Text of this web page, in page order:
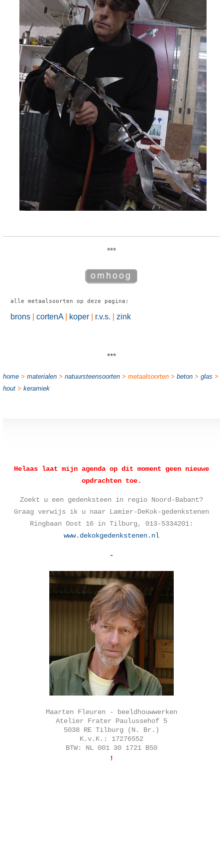
***
alle metaalsoorten op deze pagina:
brons cortenA koper r.v.s. zink
***
home> materialen> natuursteensoorten> metaalsoorten >beton> glas >
hout> keramiek
Helaas laat mijn agenda op dit moment geen nieuwe
opdrachten toe.
Zoekt u een gedenksteen in regio Noord-Babant?
Graag verwijs ik u naar Lamier-DeKok-gedenkstenen
Ringbaan Oost 16 in Tilburg, 013-5334201:
www.dekokgedenkstenen.nl
-
Maarten Fleuren - beeldhouwwerken
Atelier Frater Paulussehof 5
5038 RE Tilburg (N. Br.)
K.v.K.: 17276552
BTW: NL 001 30 1721 B50
!